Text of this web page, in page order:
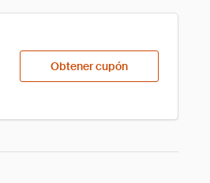
Obtener cupón